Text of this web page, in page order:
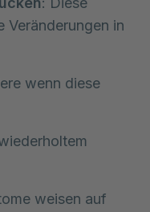
Veränderungen in
wenn diese
weisen auf